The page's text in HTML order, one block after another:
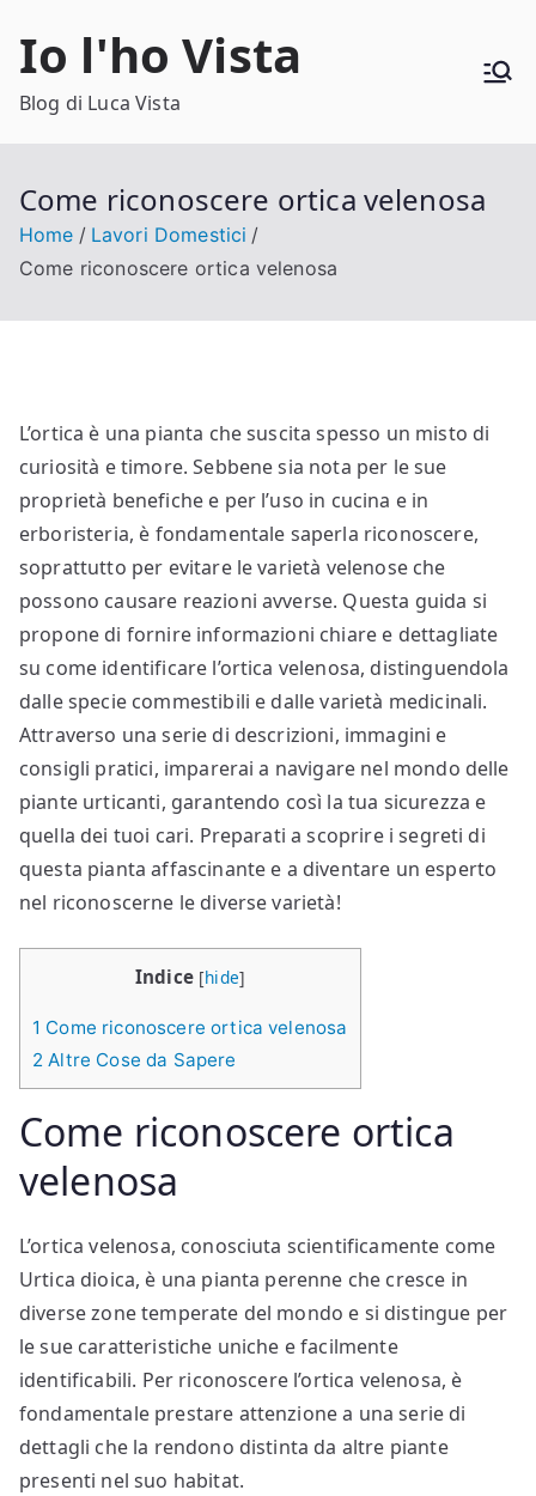
Io l'ho Vista
Blog di Luca Vista
Come riconoscere ortica velenosa​​
Home
Lavori Domestici
Come riconoscere ortica velenosa​​
L’ortica è una pianta che suscita spesso un misto di
curiosità e timore. Sebbene sia nota per le sue
proprietà benefiche e per l’uso in cucina e in
erboristeria, è fondamentale saperla riconoscere,
soprattutto per evitare le varietà velenose che
possono causare reazioni avverse. Questa guida si
propone di fornire informazioni chiare e dettagliate
su come identificare l’ortica velenosa, distinguendola
dalle specie commestibili e dalle varietà medicinali.
Attraverso una serie di descrizioni, immagini e
consigli pratici, imparerai a navigare nel mondo delle
piante urticanti, garantendo così la tua sicurezza e
quella dei tuoi cari. Preparati a scoprire i segreti di
questa pianta affascinante e a diventare un esperto
nel riconoscerne le diverse varietà!
Indice [hide]
1 Come riconoscere ortica velenosa​​
2 Altre Cose da Sapere
Come riconoscere ortica
velenosa​​
L’ortica velenosa, conosciuta scientificamente come
Urtica dioica, è una pianta perenne che cresce in
diverse zone temperate del mondo e si distingue per
le sue caratteristiche uniche e facilmente
identificabili. Per riconoscere l’ortica velenosa, è
fondamentale prestare attenzione a una serie di
dettagli che la rendono distinta da altre piante
presenti nel suo habitat.